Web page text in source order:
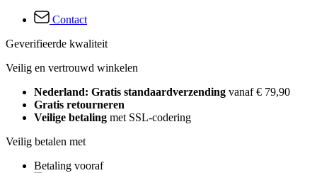
Contact
Geverifieerde kwaliteit
Veilig en vertrouwd winkelen
Nederland: Gratis standaardverzending vanaf € 79,90
Gratis retourneren
Veilige betaling met SSL-codering
Veilig betalen met
Betaling vooraf